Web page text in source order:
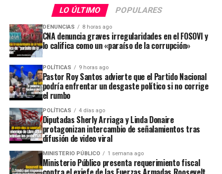
LO ÚLTIMO POPULARES
DENUNCIAS 8 horas ago
CNA denuncia graves irregularidades en el FOSOVI y
lo califica como un «paraíso de la corrupción»
POLÍTICAS 9 horas ago
Pastor Roy Santos advierte que el Partido Nacional
podría enfrentar un desgaste político si no corrige
el rumbo
POLÍTICAS 4 días ago
Diputadas Sherly Arriaga y Linda Donaire
protagonizan intercambio de señalamientos tras
difusión de video viral
MINISTERIO PÚBLICO 1 semana ago
Ministerio Público presenta requerimiento fiscal